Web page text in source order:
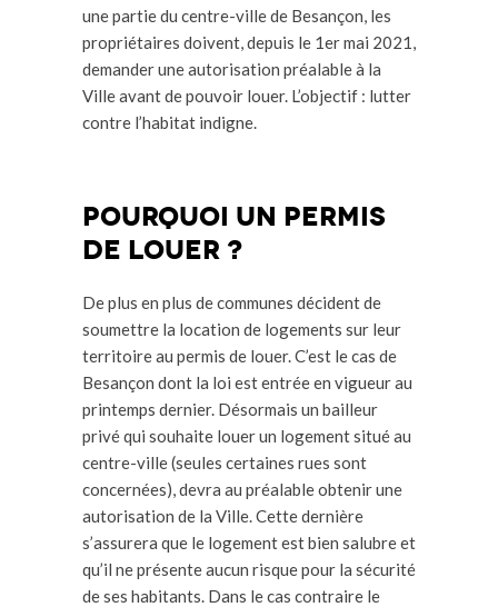
une partie du centre-ville de Besançon, les
propriétaires doivent, depuis le 1er mai 2021,
demander une autorisation préalable à la
Ville avant de pouvoir louer. L’objectif : lutter
contre l’habitat indigne.
pourquoi un Permis
de louer ?
De plus en plus de communes décident de
soumettre la location de logements sur leur
territoire au permis de louer. C’est le cas de
Besançon dont la loi est entrée en vigueur au
printemps dernier. Désormais un bailleur
privé qui souhaite louer un logement situé au
centre-ville (seules certaines rues sont
concernées), devra au préalable obtenir une
autorisation de la Ville. Cette dernière
s’assurera que le logement est bien salubre et
qu’il ne présente aucun risque pour la sécurité
de ses habitants. Dans le cas contraire le